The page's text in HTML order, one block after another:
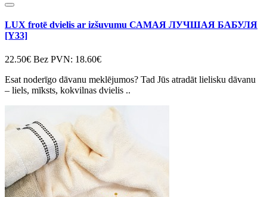
LUX frotē dvielis ar izšuvumu САМАЯ ЛУЧШАЯ БАБУЛЯ
[Y33]
22.50€ Bez PVN: 18.60€
Esat noderīgo dāvanu meklējumos? Tad Jūs atradāt lielisku dāvanu
– liels, mīksts, kokvilnas dvielis ..